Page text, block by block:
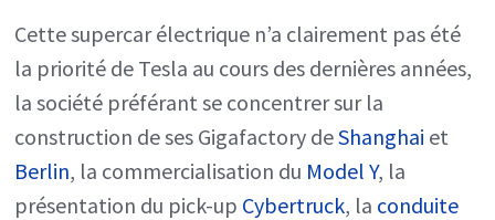
Cette supercar électrique n’a clairement pas été
la priorité de Tesla au cours des dernières années,
la société préférant se concentrer sur la
construction de ses Gigafactory deShanghai et
Berlin, la commercialisation du Model Y, la
présentation du pick-up Cybertruck, la conduite